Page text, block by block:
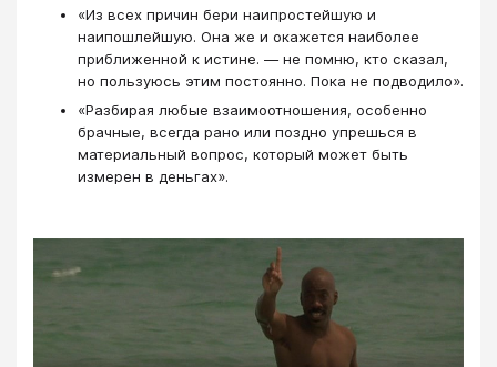
«Из всех причин бери наипростейшую и
наипошлейшую. Она же и окажется наиболее
приближенной к истине. — не помню, кто сказал,
но пользуюсь этим постоянно. Пока не подводило».
«Разбирая любые взаимоотношения, особенно
брачные, всегда рано или поздно упрешься в
материальный вопрос, который может быть
измерен в деньгах».